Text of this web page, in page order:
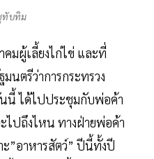
ทับทิม
มผู้เลี้ยงไก่ไข่ และที่
นตรีว่าการกระทรวง
นี้ ได้ไปประชุมกับพ่อค้า
ไปถึงไหน ทางฝ่ายพ่อค้า
”อาหารสัตว์” ปีนี้ทั้งปี